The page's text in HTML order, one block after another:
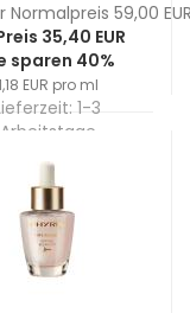
Normalpreis 59,00
35,40 EUR
sparen 40%
EUR pro ml
1-3
Arbeitstage